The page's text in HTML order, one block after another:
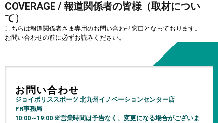
COVERAGE / 報道関係者の皆様（取材につい
て）
こちらは報道関係者さま専用のお問い合わせ窓口となっております。
お問い合わせの前に必ずお読みください。
お問い合わせ
ジョイポリススポーツ 北九州イノベーションセンター店
PR事務局
10:00～19:00 ※営業時間は予告なく、変更になる場合がございま